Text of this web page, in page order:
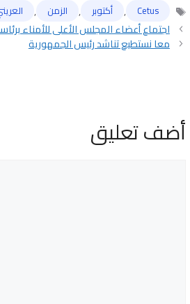
الوسومCetus
, أكتوبر , الزمن ,
اجتماع أعضاء المجلس الأعلى للأمناء
معا نستطيع تناشد رئيس الجمهورية
أضف تعليق